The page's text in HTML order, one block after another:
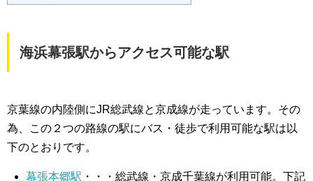
海浜幕張駅からアクセス可能な駅
京葉線の内陸側にJR総武線と京成線が走っています。その
為、この２つの路線の駅にバス・徒歩で利用可能な駅は以
下のとおりです。
幕張本郷駅 ・・・総武線・京成千葉線が利用可能。下記